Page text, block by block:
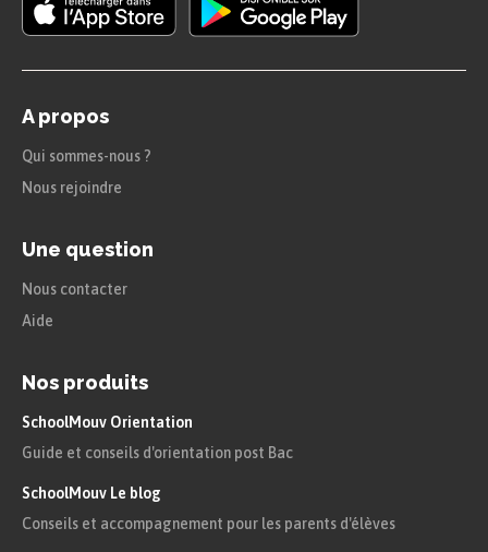
A propos
Qui sommes-nous ?
Nous rejoindre
Une question
Nous contacter
Aide
Nos produits
SchoolMouv Orientation
Guide et conseils d'orientation post Bac
SchoolMouv Le blog
Conseils et accompagnement pour les parents d'élèves